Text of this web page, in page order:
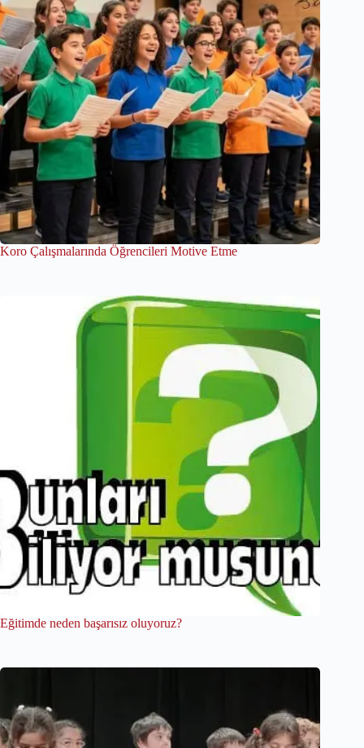
Koro Çalışmalarında Öğrencileri Motive Etme
Eğitimde neden başarısız oluyoruz?